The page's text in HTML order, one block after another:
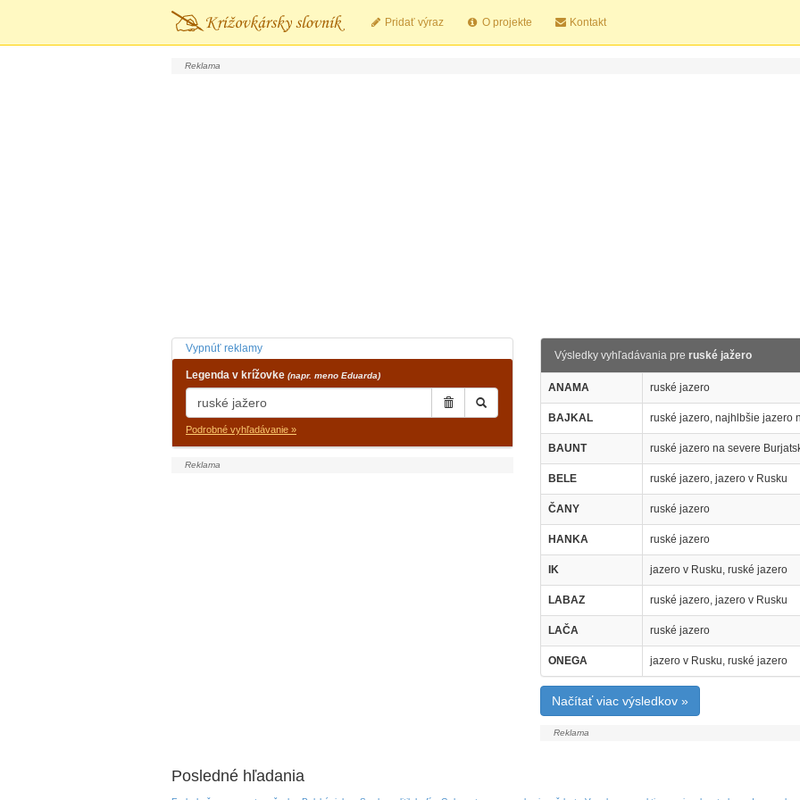
Pridať výraz O projekte Kontakt
Vypnúť reklamy
Legenda v krížovke (napr. meno Eduarda)
Podrobné vyhľadávanie »
Výsledky vyhľadávania pre ruské jažero
ANAMA ruské jazero
BAJKAL ruské jazero, najhlbšie jazero
BAUNT ruské jazero na severe
BELE ruské jazero, jazero v Rusku
ČANY ruské jazero
HANKA ruské jazero
IK jazero v Rusku, ruské jazero
LABAZ ruské jazero, jazero v Rusku
LAČA ruské jazero
ONEGA jazero v Rusku, ruské jazero
Načítať viac výsledkov »
Posledné hľadania